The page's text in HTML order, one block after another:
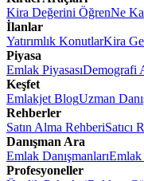
Kira Değerini ÖğrenNe
İlanlar
Yatırımlık KonutlarKira
Piyasa
Emlak PiyasasıDemografi
Keşfet
Emlakjet BlogUzman
Rehberler
Satın Alma RehberiSatıcı
Danışman Ara
Emlak Danışmanları
Profesyoneller